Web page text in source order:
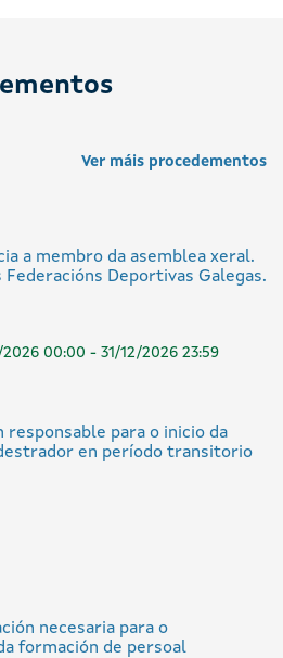
Ver máis procedementos
a membro da asemblea xeral.
Deportivas Galegas.
00:00 - 31/12/2026 23:59
responsable para o inicio da
en período transitorio
necesaria para o
formación de persoal